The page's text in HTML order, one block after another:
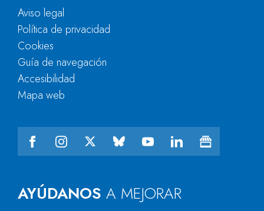
AYÚDANOS A MEJORAR
Aviso legal
Política de privacidad
Cookies
Guía de navegación
Accesibilidad
Mapa web